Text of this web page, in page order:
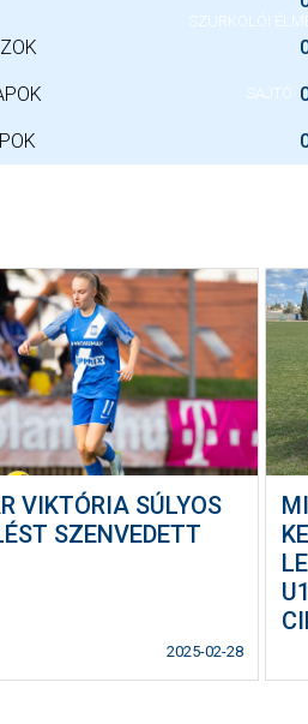
SZURKOLÓI
SAJTÓ
VIKTÓRIA SÚLYOS
SZENVEDETT
2025-02-28